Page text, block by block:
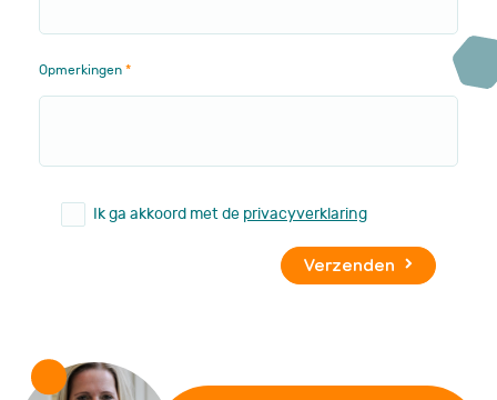
Opmerkingen
Ik ga akkoord met de privacyverklaring
Verzenden